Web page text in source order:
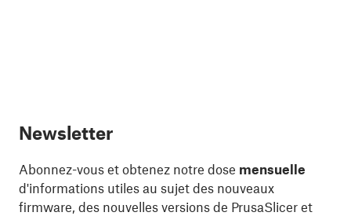
Newsletter
Abonnez-vous et obtenez notre dose mensuelle
d'informations utiles au sujet des nouveaux
firmware, des nouvelles versions de PrusaSlicer et